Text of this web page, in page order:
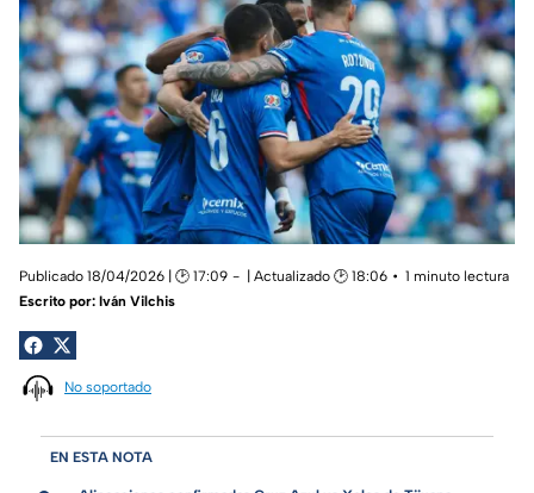
Publicado 18/04/2026 | 🕑 17:09 | Actualizado 🕑 18:06
1 minuto lectura
Escrito por: Iván Vilchis
No soportado
EN ESTA NOTA